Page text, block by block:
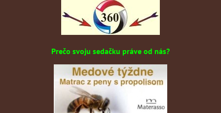
Prečo svoju sedačku práve od nás?